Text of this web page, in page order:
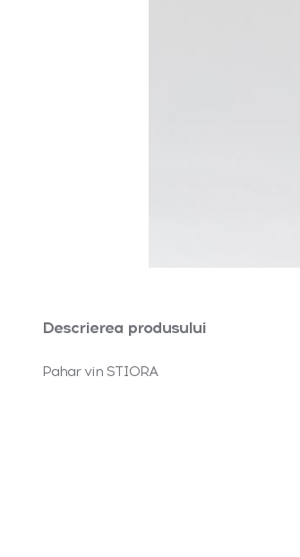
Descrierea produsului
Pahar vin STIORA